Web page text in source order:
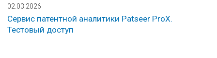
02.03.2026
Сервис патентной аналитики Patseer ProX.
Тестовый доступ